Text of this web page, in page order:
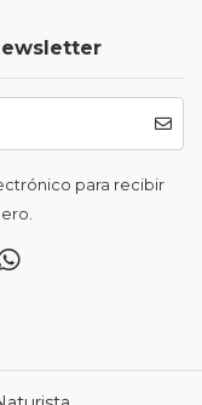
para recibir